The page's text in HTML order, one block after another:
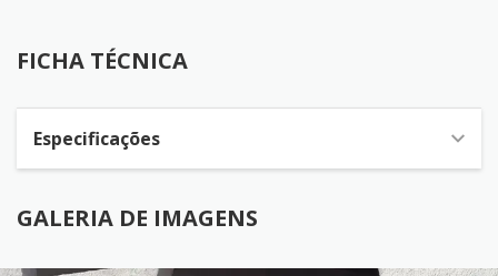
FICHA TÉCNICA
Especificações
GALERIA DE IMAGENS